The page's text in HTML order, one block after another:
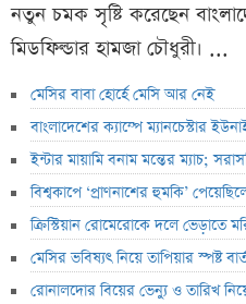
নতুন চমক সৃষ্টি করেছেন
মিডফিল্ডার হামজা চৌধুরী। ...
মেসির বাবা হোর্হে মেসি আর নেই
বাংলাদেশের ক্যাম্পে ম্যানচেস্টার
ইন্টার মায়ামি বনাম মন্তের ম্যাচ;
বিশ্বকাপে ‘প্রাণনাশের হুমকি’
ক্রিস্টিয়ান রোমেরোকে দলে ভেড়াতে
মেসির ভবিষ্যৎ নিয়ে তাপিয়ার স্পষ্ট
রোনালদোর বিয়ের ভেন্যু ও তারিখ